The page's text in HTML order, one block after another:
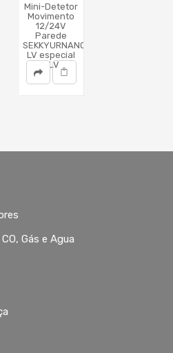
Mini-Detetor
Movimento
12/24V
Parede
SEKKYURNANO-
LV especial
ULV
Gás e Agua